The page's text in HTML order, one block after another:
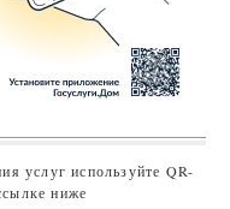
услуг используйте QR-
ниже